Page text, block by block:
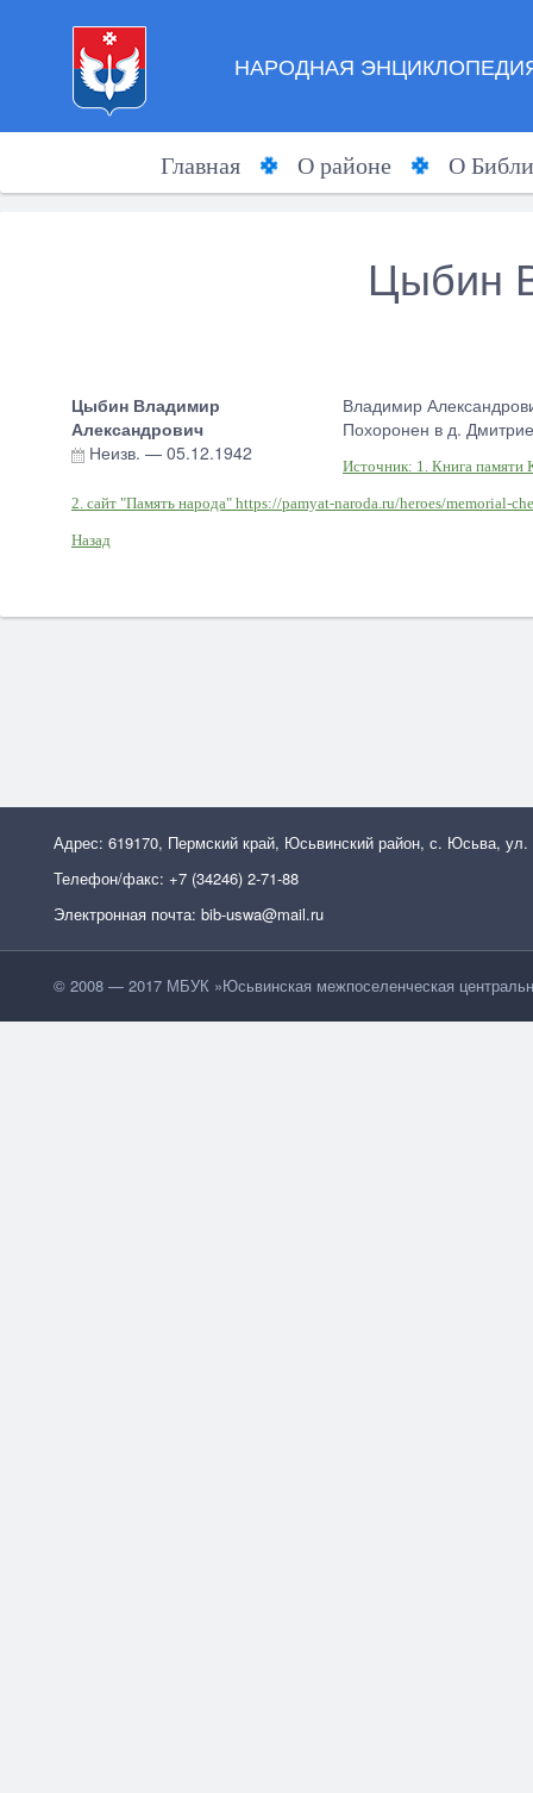
НАРОДНАЯ
Главная О районе О
Цыбин
Цыбин Владимир
Александрович
Неизв. — 05.12.1942
Владимир
Похоронен в д.
Источник: 1. Книга памяти
2. сайт "Память народа" https://pamyat-naroda.ru/heroes/memorial-
Назад
Адрес: 619170, Пермский край, Юсьвинский район, с. Юсьва, ул.
Телефон/факс: +7 (34246) 2-71-88
Электронная почта: bib-uswa@mail.ru
© 2008 — 2017 МБУК »Юсьвинская межпоселенческая